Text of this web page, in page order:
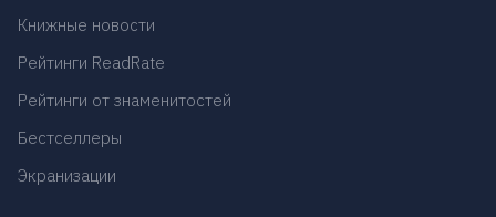
Книжные новости
Рейтинги ReadRate
Рейтинги от знаменитостей
Бестселлеры
Экранизации